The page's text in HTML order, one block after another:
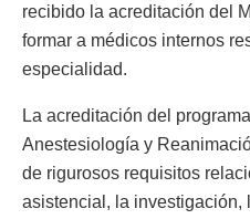
recibido la acreditación del
formar a médicos internos
especialidad.
La acreditación del
Anestesiología y
de rigurosos requisitos
asistencial, la investigación,